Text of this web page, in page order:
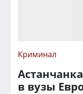
Криминал
в вузы